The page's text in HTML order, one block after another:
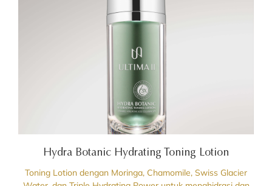
Hydra Botanic Hydrating Toning Lotion
Toning Lotion dengan Moringa, Chamomile, Swiss Glacier